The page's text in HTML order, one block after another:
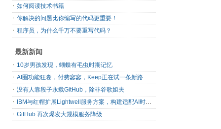
如何阅读技术书籍
你解决的问题比你编写的代码更重要！
程序员，为什么千万不要重写代码？
最新新闻
10岁男孩发现，蝴蝶有毛虫时期记忆
AI圈功能狂卷，付费寥寥，Keep正在试一条新路
没有人靠段子永载GitHub，除非谷歌姐夫
IBM与红帽扩展Lightwell服务方案，构建适配AI时代开源生态的可信基础设施
GitHub 再次爆发大规模服务降级